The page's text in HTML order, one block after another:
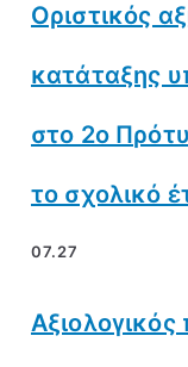
Οριστικός
κατάταξης
στο 2ο
το σχολικό
07.27